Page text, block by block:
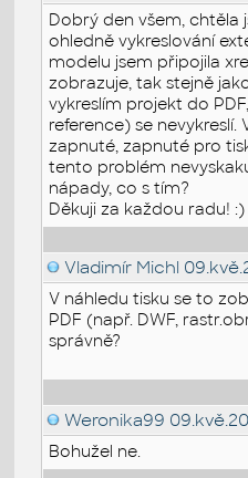
Dobrý den všem, chtěla
ohledně vykreslování
modelu jsem připojila
zobrazuje, tak stejně
vykreslím projekt do
reference) se nevykreslí.
zapnuté, zapnuté pro
tento problém
nápady, co s tím?
Děkuji za každou radu! :)
Vladimír Michl
V náhledu tisku se to
PDF (např. DWF,
správně?
Weronika99
Bohužel ne.